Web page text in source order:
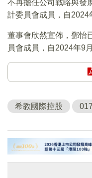
不再擔任公司戰略與發
計委員會成員，自2024
董事會欣然宣佈，鄧怡
員會成員，自2024年9
希教國際控股